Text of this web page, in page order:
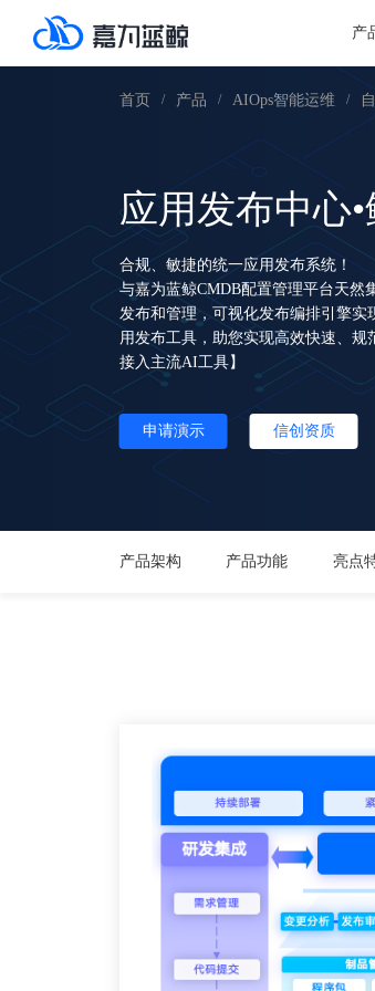
产
首页 / 产品 / AIOps智能运维 /
应用发布中心
合规、敏捷的统一应用发布系统！
与嘉为蓝鲸CMDB配置管理平台天然
发布和管理，可视化发布编排引擎实
用发布工具，助您实现高效快速、
接入主流AI工具】
申请演示 信创资质
产品架构 产品功能 亮点